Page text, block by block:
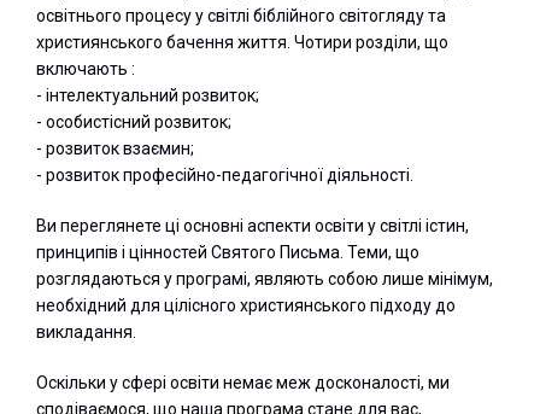
освітнього процесу у світлі біблійного світогляду та
християнського бачення життя. Чотири розділи, що
включають :
- інтелектуальний розвиток;
- особистісний розвиток;
- розвиток взаємин;
- розвиток професійно-педагогічної діяльності.
Ви переглянете ці основні аспекти освіти у світлі істин,
принципів і цінностей Святого Письма. Теми, що
розглядаються у програмі, являють собою лише мінімум,
необхідний для цілісного християнського підходу до
викладання.
Оскільки у сфері освіти немає меж досконалості, ми
сподіваємося, що наша програма стане для вас,